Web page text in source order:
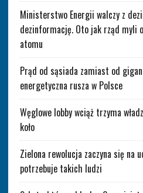
Ministerstwo Energii walczy z
dezinformację. Oto jak rząd myli
atomu
Prąd od sąsiada zamiast od
energetyczna rusza w Polsce
Węglowe lobby wciąż trzyma
koło
Zielona rewolucja zaczyna się na
potrzebuje takich ludzi